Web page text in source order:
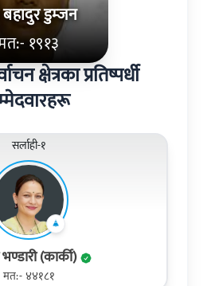
बहादुर डुम्जन
१९१३
क्षेत्रका प्रतिष्पर्धी
सर्लाही-१
(कार्की)
मत:- ४४१८१